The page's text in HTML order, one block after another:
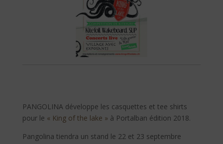
PANGOLINA développe les casquettes et tee shirts
pour le « King of the lake » à Portalban édition 2018.
Pangolina tiendra un stand le 22 et 23 septembre